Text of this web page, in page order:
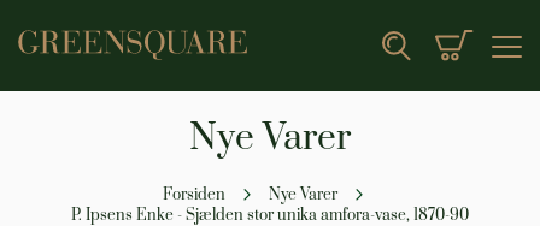
Search Min
Nye Varer
Forsiden
Nye Varer
P. Ipsens Enke - Sjælden stor unika amfora-vase, 1870-90